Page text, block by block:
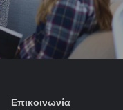
Επικοινωνία